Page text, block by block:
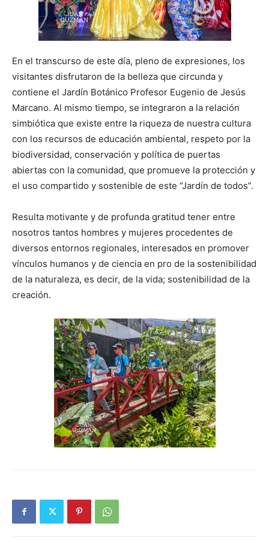
En el transcurso de este día, pleno de expresiones, los
visitantes disfrutaron de la belleza que circunda y
contiene el Jardín Botánico Profesor Eugenio de Jesús
Marcano. Al mismo tiempo, se integraron a la relación
simbiótica que existe entre la riqueza de nuestra cultura
con los recursos de educación ambiental, respeto por la
biodiversidad, conservación y política de puertas
abiertas con la comunidad, que promueve la protección y
el uso compartido y sostenible de este “Jardín de todos”.
Resulta motivante y de profunda gratitud tener entre
nosotros tantos hombres y mujeres procedentes de
diversos entornos regionales, interesados en promover
vínculos humanos y de ciencia en pro de la sostenibilidad
de la naturaleza, es decir, de la vida; sostenibilidad de la
creación.